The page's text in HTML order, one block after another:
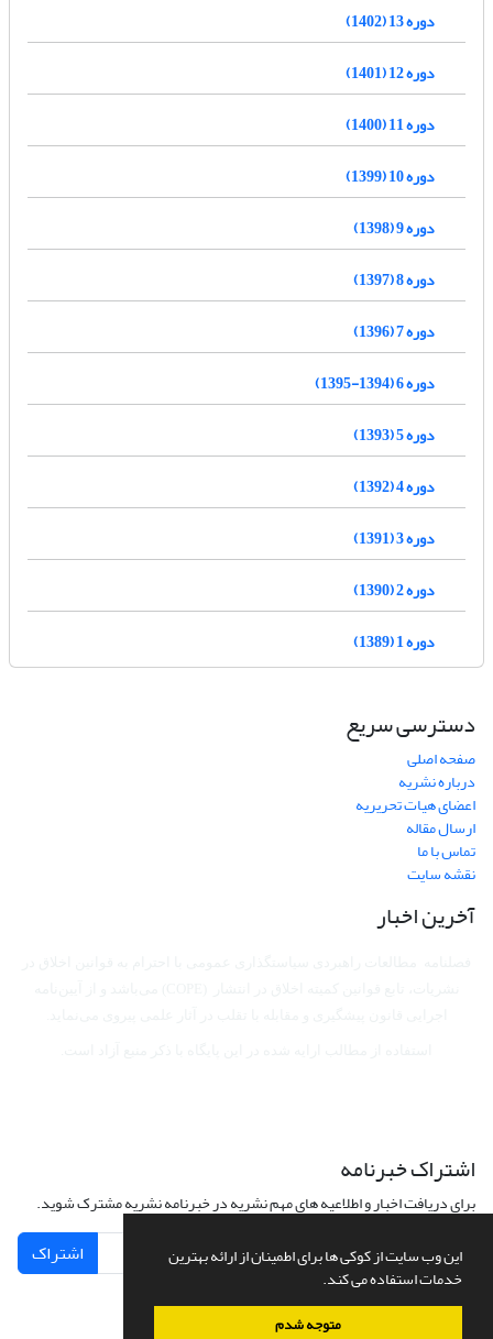
این وب سایت از کوکی ها برای اطمینان از ارائه بهترین
خدمات استفاده می کند.
متوجه شدم
دوره 13 (1402)
دوره 12 (1401)
دوره 11 (1400)
دوره 10 (1399)
دوره 9 (1398)
دوره 8 (1397)
دوره 7 (1396)
دوره 6 (1394-1395)
دوره 5 (1393)
دوره 4 (1392)
دوره 3 (1391)
دوره 2 (1390)
دوره 1 (1389)
دسترسی سریع
صفحه اصلی
درباره نشریه
اعضای هیات تحریریه
ارسال مقاله
تماس با ما
نقشه سایت
آخرین اخبار
اشتراک خبرنامه
برای دریافت اخبار و اطلاعیه های مهم نشریه در خبرنامه نشریه مشترک شوید.
اشتراک